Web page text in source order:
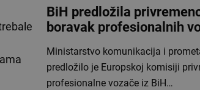
BiH predložila
boravak profesionalnih
Ministarstvo komunikacija i
predložilo je Europskoj komisiji
profesionalne vozače iz BiH…